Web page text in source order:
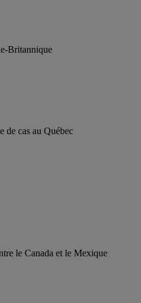
Britannique
de cas au Québec
le Canada et le Mexique